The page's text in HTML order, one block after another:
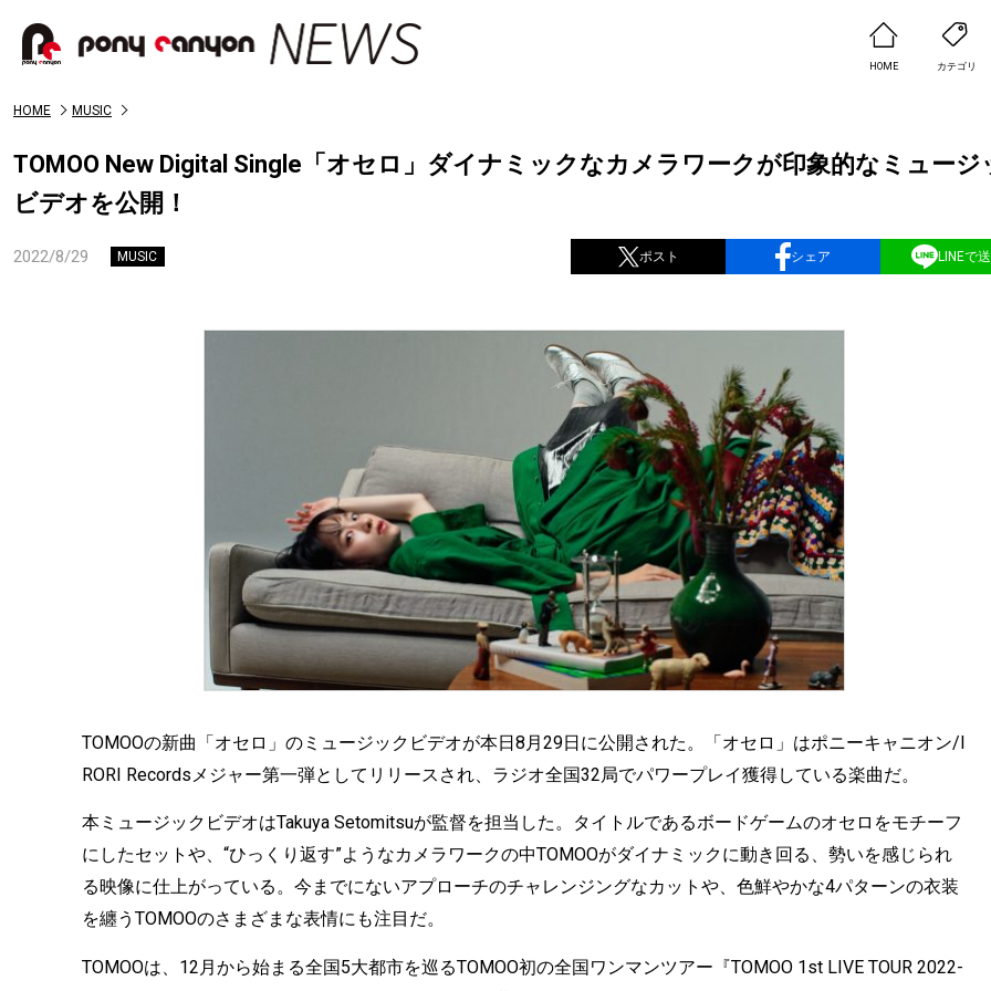
HOME カテゴリ
HOME MUSIC
TOMOO New Digital Single「オセロ」ダイナミックなカメラワークが印象的なミュージ
ビデオを公開！
2022/8/29 MUSIC ポスト シェア LINEで
TOMOOの新曲「オセロ」のミュージックビデオが本日8月29日に公開された。「オセロ」はポニーキャニオン/I
RORI Recordsメジャー第一弾としてリリースされ、ラジオ全国32局でパワープレイ獲得している楽曲だ。
本ミュージックビデオはTakuya Setomitsuが監督を担当した。タイトルであるボードゲームのオセロをモチーフ
にしたセットや、“ひっくり返す”ようなカメラワークの中TOMOOがダイナミックに動き回る、勢いを感じられ
る映像に仕上がっている。今までにないアプローチのチャレンジングなカットや、色鮮やかな4パターンの衣装
を纏うTOMOOのさまざまな表情にも注目だ。
TOMOOは、12月から始まる全国5大都市を巡るTOMOO初の全国ワンマンツアー『TOMOO 1st LIVE TOUR 2022-